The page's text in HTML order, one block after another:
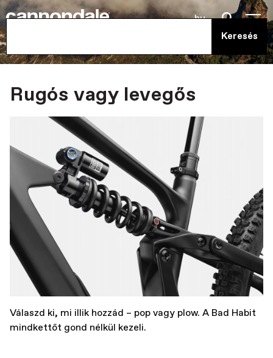
hu
Rugós vagy levegős
Válaszd ki, mi illik hozzád – pop vagy plow. A Bad Habit
mindkettőt gond nélkül kezeli.